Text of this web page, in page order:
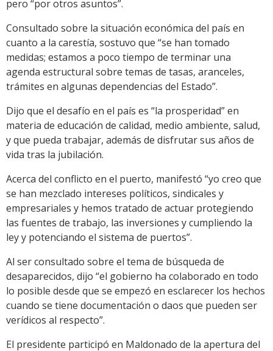
pero “por otros asuntos”.
Consultado sobre la situación económica del país en
cuanto a la carestía, sostuvo que “se han tomado
medidas; estamos a poco tiempo de terminar una
agenda estructural sobre temas de tasas, aranceles,
trámites en algunas dependencias del Estado”.
Dijo que el desafío en el país es “la prosperidad” en
materia de educación de calidad, medio ambiente, salud,
y que pueda trabajar, además de disfrutar sus años de
vida tras la jubilación.
Acerca del conflicto en el puerto, manifestó “yo creo que
se han mezclado intereses políticos, sindicales y
empresariales y hemos tratado de actuar protegiendo
las fuentes de trabajo, las inversiones y cumpliendo la
ley y potenciando el sistema de puertos”.
Al ser consultado sobre el tema de búsqueda de
desaparecidos, dijo “el gobierno ha colaborado en todo
lo posible desde que se empezó en esclarecer los hechos
cuando se tiene documentación o daos que pueden ser
verídicos al respecto”.
El presidente participó en Maldonado de la apertura del